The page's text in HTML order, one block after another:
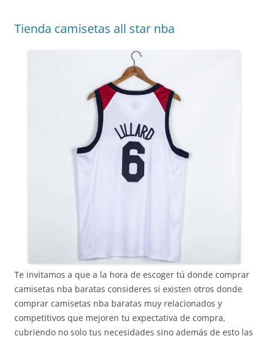
Tienda camisetas all star nba
Te invitamos a que a la hora de escoger tú donde comprar
camisetas nba baratas consideres si existen otros donde
comprar camisetas nba baratas muy relacionados y
competitivos que mejoren tu expectativa de compra,
cubriendo no solo tus necesidades sino además de esto las